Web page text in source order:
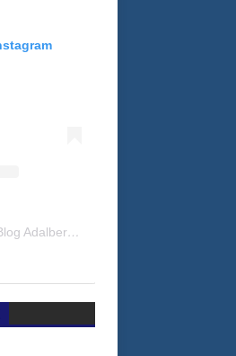
Uma publicação partilhada por Blog Adalberto Gomes Noticias (@blogadalbertogomesnoticiass)